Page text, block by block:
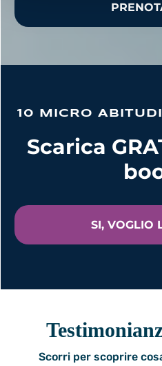
10 MICRO
Scarica
SI, VOGLIO
Scorri per scoprire